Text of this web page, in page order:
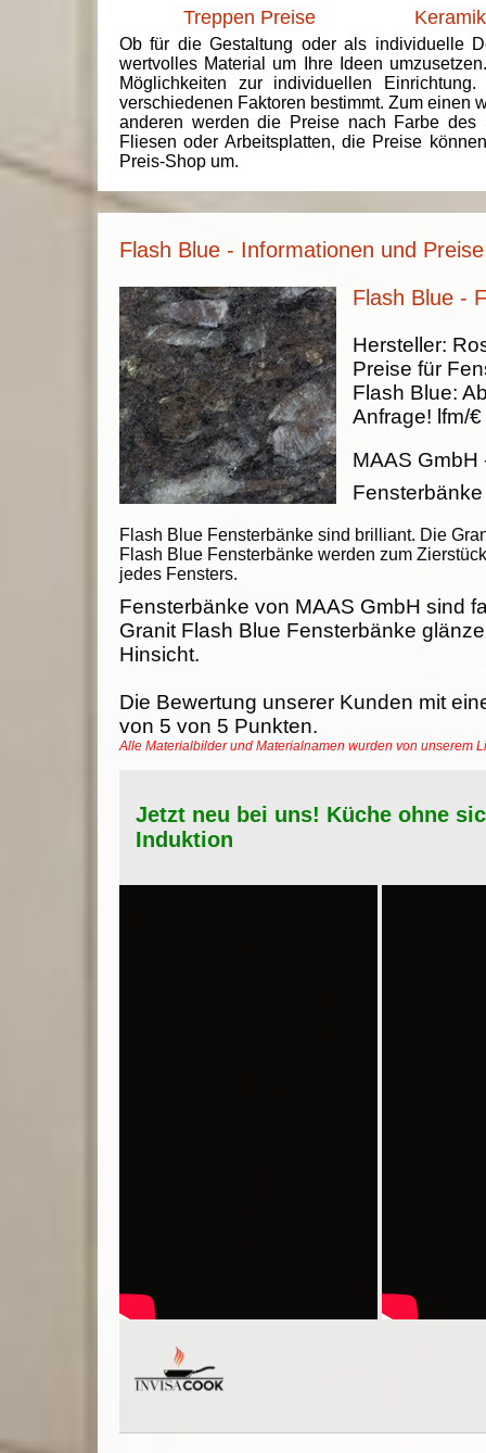
Treppen Preise
Ob für die Gestaltung oder als individuelle
wertvolles Material um Ihre Ideen
Möglichkeiten zur individuellen
verschiedenen Faktoren bestimmt. Zum einen
anderen werden die Preise nach Farbe des
Fliesen oder Arbeitsplatten, die Preise
Preis-Shop um.
Flash Blue - Informationen und Preise
Flash Blue -
Flash Blue Fensterbänke sind brilliant. Die
Flash Blue Fensterbänke werden zum Zierstück
jedes Fensters.
Hersteller:
Preise für
Flash Blue:
Anfrage! lfm/€
MAAS GmbH
Fensterbänke
Fensterbänke von MAAS GmbH sind
Granit Flash Blue Fensterbänke
Hinsicht.
Die Bewertung unserer Kunden mit
von 5 von 5 Punkten.
Alle Materialbilder und Materialnamen wurden von unserem
Jetzt neu bei uns! Küche ohne
Induktion